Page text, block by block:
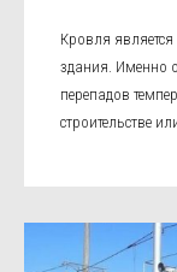
Кровля
здания. Именно
перепадов
строительстве